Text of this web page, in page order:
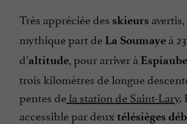
Très appréciée des skieurs avertis,
mythique part de La Soumaye à
d’altitude, pour arriver à
trois kilomètres de longue
pentes dela station de Saint-Lary.
accessible par deux télésièges